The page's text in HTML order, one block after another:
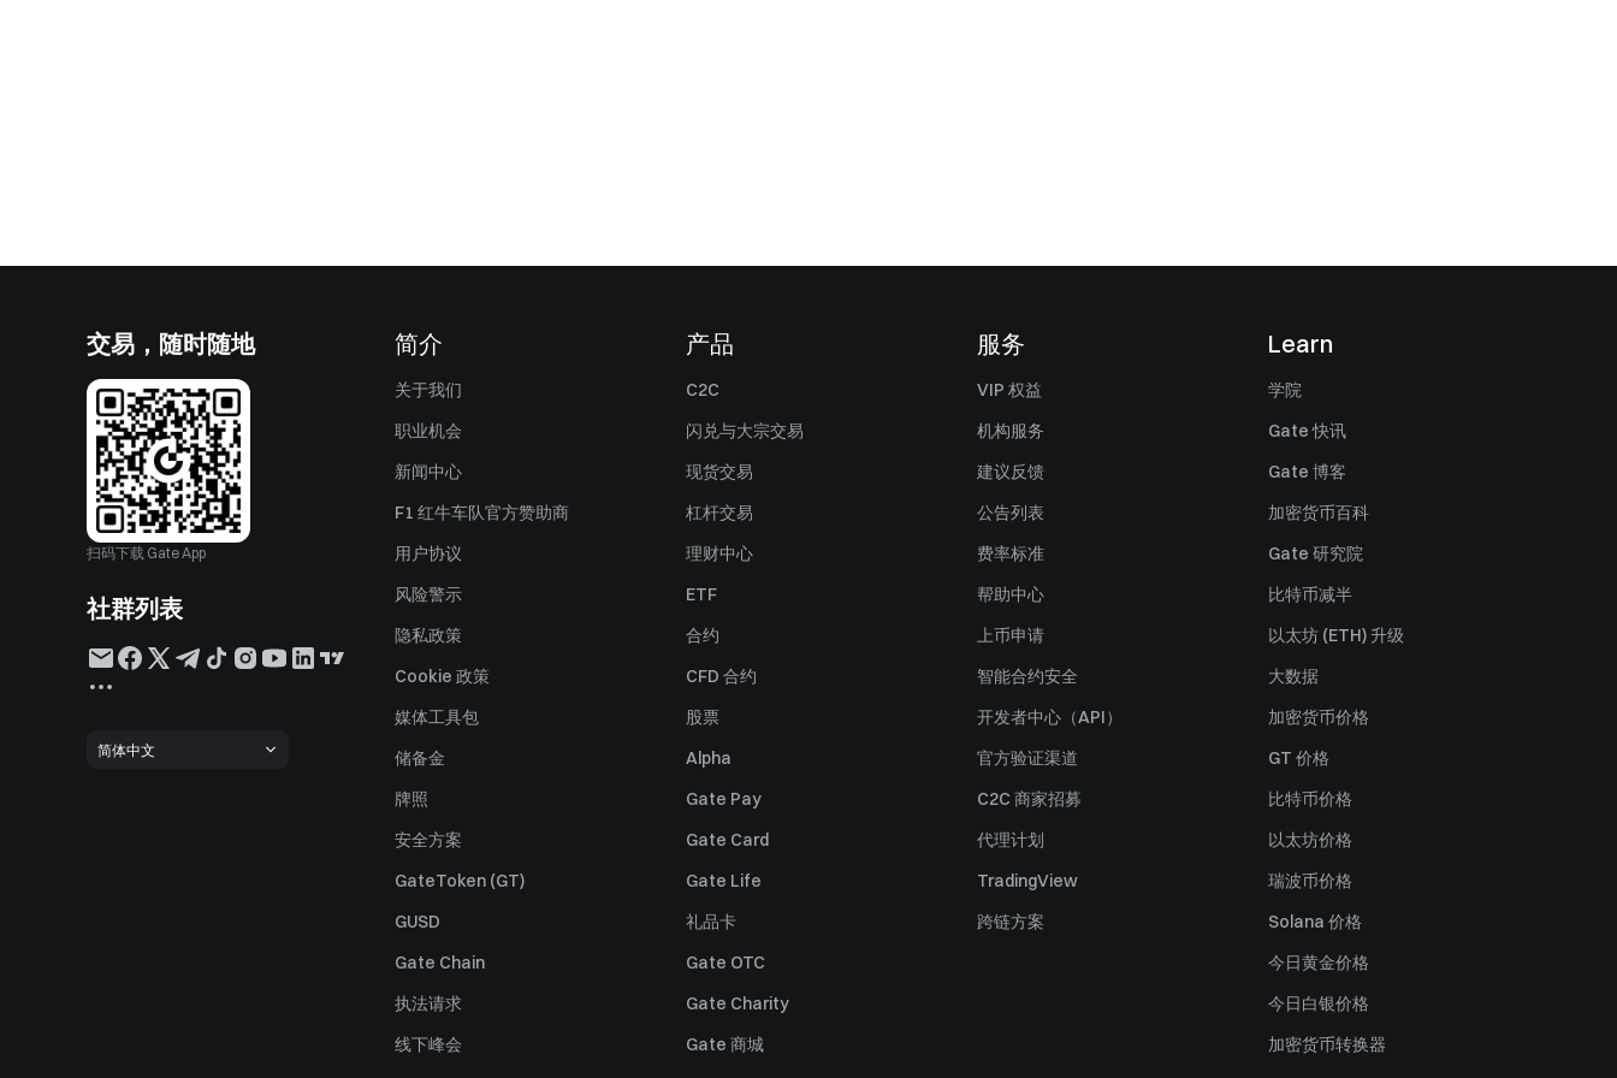
交易，随时随地
扫码下载 Gate App
社群列表
简体中文
简介
关于我们
职业机会
新闻中心
F1 红牛车队官方赞助商
用户协议
风险警示
隐私政策
Cookie 政策
媒体工具包
储备金
牌照
安全方案
GateToken (GT)
GUSD
Gate Chain
执法请求
线下峰会
产品
C2C
闪兑与大宗交易
现货交易
杠杆交易
理财中心
ETF
合约
CFD 合约
股票
Alpha
Gate Pay
Gate Card
Gate Life
礼品卡
Gate OTC
Gate Charity
Gate 商城
服务
VIP 权益
机构服务
建议反馈
公告列表
费率标准
帮助中心
上币申请
智能合约安全
开发者中心（API）
官方验证渠道
C2C 商家招募
代理计划
TradingView
跨链方案
Learn
学院
Gate 快讯
Gate 博客
加密货币百科
Gate 研究院
比特币减半
以太坊 (ETH) 升级
大数据
加密货币价格
GT 价格
比特币价格
以太坊价格
瑞波币价格
Solana 价格
今日黄金价格
今日白银价格
加密货币转换器